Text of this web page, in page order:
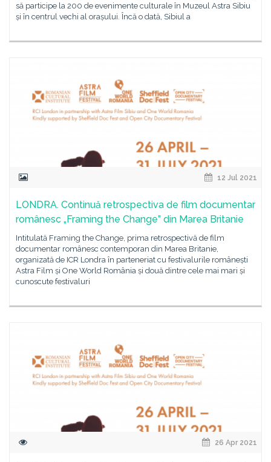
să participe la 200 de evenimente culturale în Muzeul Astra Sibiu
și în centrul vechi al orașului. Încă o dată, Sibiul a
12 Jul 2021
LONDRA. Continuă retrospectiva de film documentar
românesc „Framing the Change” din Marea Britanie
Intitulată Framing the Change, prima retrospectivă de film
documentar românesc contemporan din Marea Britanie,
organizată de ICR Londra în parteneriat cu festivalurile românești
Astra Film și One World România și două dintre cele mai mari și
cunoscute festivaluri
26 Apr 2021